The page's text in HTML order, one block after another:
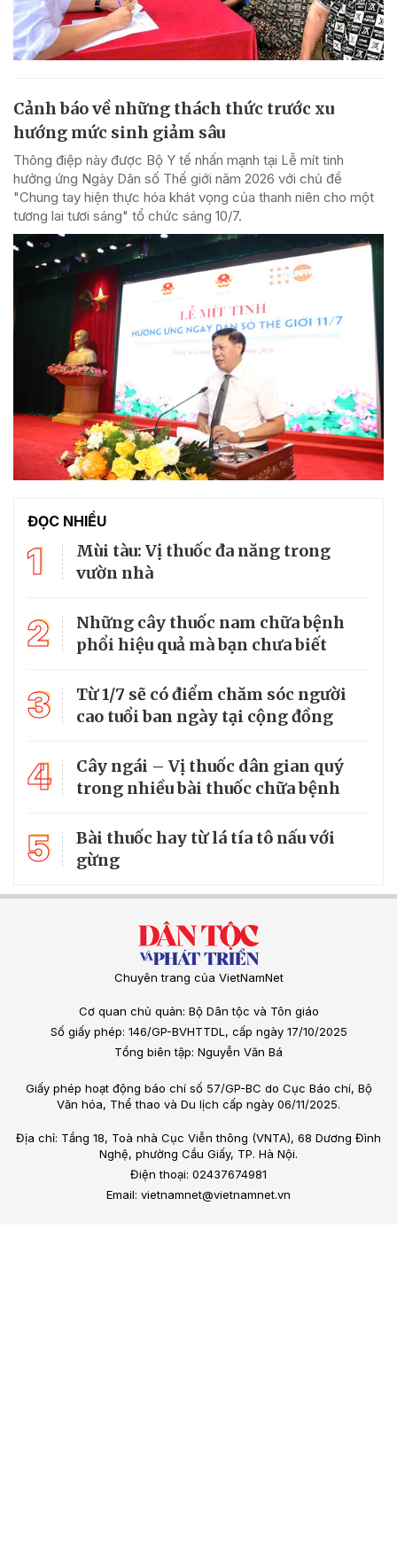
Cảnh báo về những thách thức trước xu
hướng mức sinh giảm sâu
Thông điệp này được Bộ Y tế nhấn mạnh tại Lễ mít tinh
hưởng ứng Ngày Dân số Thế giới năm 2026 với chủ đề
"Chung tay hiện thực hóa khát vọng của thanh niên cho một
tương lai tươi sáng" tổ chức sáng 10/7.
ĐỌC NHIỀU
1
Mùi tàu: Vị thuốc đa năng trong
vườn nhà
2
Những cây thuốc nam chữa bệnh
phổi hiệu quả mà bạn chưa biết
3
Từ 1/7 sẽ có điểm chăm sóc người
cao tuổi ban ngày tại cộng đồng
4
Cây ngái – Vị thuốc dân gian quý
trong nhiều bài thuốc chữa bệnh
5
Bài thuốc hay từ lá tía tô nấu với
gừng
Chuyên trang của VietNamNet
Cơ quan chủ quản: Bộ Dân tộc và Tôn giáo
Số giấy phép: 146/GP-BVHTTDL, cấp ngày 17/10/2025
Tổng biên tập: Nguyễn Văn Bá
Giấy phép hoạt động báo chí số 57/GP-BC do Cục Báo chí, Bộ
Văn hóa, Thể thao và Du lịch cấp ngày 06/11/2025.
Địa chỉ: Tầng 18, Toà nhà Cục Viễn thông (VNTA), 68 Dương Đình
Nghệ, phường Cầu Giấy, TP. Hà Nội.
Điện thoại: 02437674981
Email: vietnamnet@vietnamnet.vn